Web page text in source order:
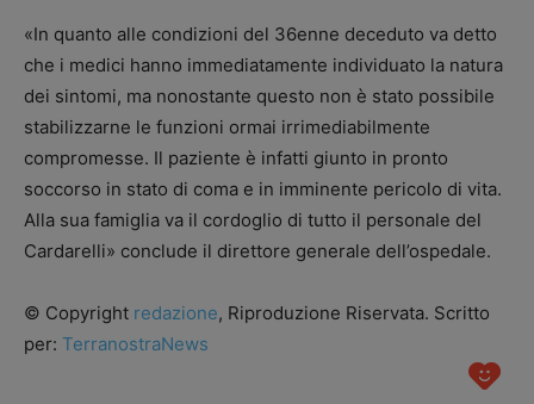
«In quanto alle condizioni del 36enne deceduto va detto
che i medici hanno immediatamente individuato la natura
dei sintomi, ma nonostante questo non è stato possibile
stabilizzarne le funzioni ormai irrimediabilmente
compromesse. Il paziente è infatti giunto in pronto
soccorso in stato di coma e in imminente pericolo di vita.
Alla sua famiglia va il cordoglio di tutto il personale del
Cardarelli» conclude il direttore generale dell’ospedale.
© Copyright redazione, Riproduzione Riservata. Scritto
per: TerranostraNews